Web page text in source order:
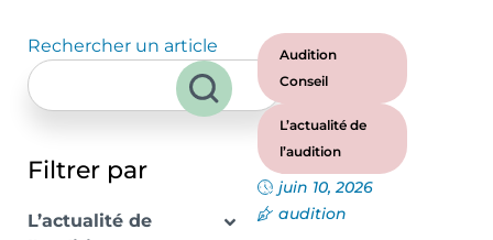
Rechercher un article
Filtrer par
L’actualité de
Audition
Conseil
L’actualité de
l’audition
juin 10, 2026
audition